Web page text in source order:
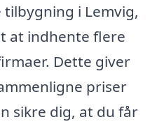
i Lemvig,
at indhente flere
Dette giver
priser
sikre dig, at du får